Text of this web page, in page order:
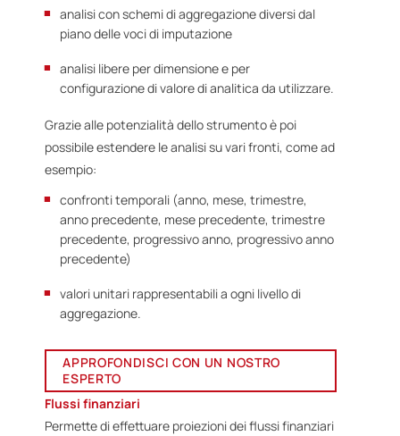
analisi con schemi di aggregazione diversi dal
piano delle voci di imputazione
analisi libere per dimensione e per
configurazione di valore di analitica da utilizzare.
Grazie alle potenzialità dello strumento è poi
possibile estendere le analisi su vari fronti, come ad
esempio:
confronti temporali (anno, mese, trimestre,
anno precedente, mese precedente, trimestre
precedente, progressivo anno, progressivo anno
precedente)
valori unitari rappresentabili a ogni livello di
aggregazione.
APPROFONDISCI CON UN NOSTRO
ESPERTO
Flussi finanziari
Permette di effettuare proiezioni dei flussi finanziari